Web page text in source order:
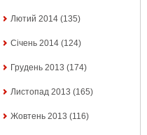
Лютий 2014 (135)
Січень 2014 (124)
Грудень 2013 (174)
Листопад 2013 (165)
Жовтень 2013 (116)